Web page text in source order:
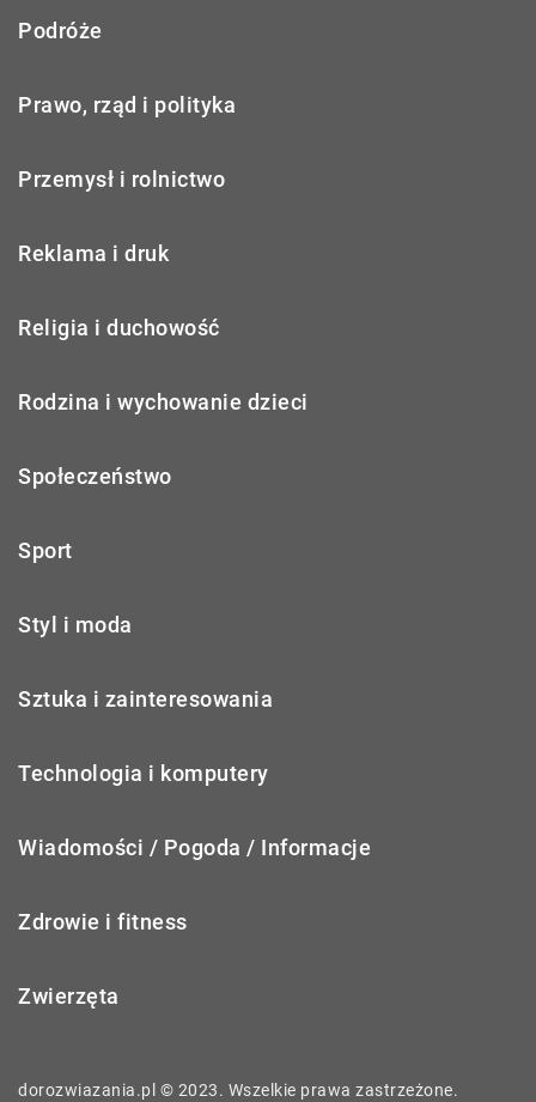
Podróże
Prawo, rząd i polityka
Przemysł i rolnictwo
Reklama i druk
Religia i duchowość
Rodzina i wychowanie dzieci
Społeczeństwo
Sport
Styl i moda
Sztuka i zainteresowania
Technologia i komputery
Wiadomości / Pogoda / Informacje
Zdrowie i fitness
Zwierzęta
dorozwiazania.pl © 2023. Wszelkie prawa zastrzeżone.